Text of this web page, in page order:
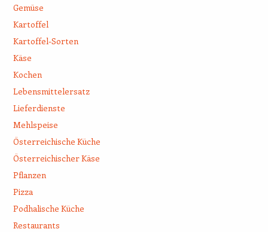
Gemüse
Kartoffel
Kartoffel-Sorten
Käse
Kochen
Lebensmittelersatz
Lieferdienste
Mehlspeise
Österreichische Küche
Österreichischer Käse
Pflanzen
Pizza
Podhalische Küche
Restaurants